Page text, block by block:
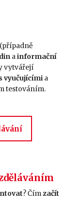
(případně
ainformační
vytvářejí
vyučujícími a
testováním.
? Čímzačít